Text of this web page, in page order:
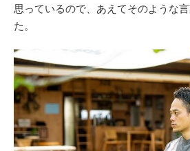
思っているので、あえてそのような
た。